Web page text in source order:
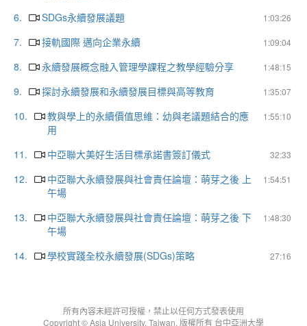
6.
1:03:26
SDGs永續發展議題
7.
1:09:04
接軌國際 邁向企業永續
8.
1:48:15
永續發展概念融入管理學課程之教學經驗分享
9.
1:35:07
探討永續發展和永續發展目標與高等教育
10.
1:55:10
教與學上的永續價值思維：幼與老議題結合的應
用
11.
32:33
中亞聯大美好生活目標承諾書簽訂儀式
12.
1:54:51
中亞聯大永續發展與社會責任論壇：萌芽之後 上
午場
13.
1:48:30
中亞聯大永續發展與社會責任論壇：萌芽之後 下
午場
14.
27:16
學校實踐全校永續發展(SDGs)策略
所有內容未經許可授權，禁止以任何方式發表使用
Copyright © Asia University, Taiwan. 版權所有 台中亞洲大學